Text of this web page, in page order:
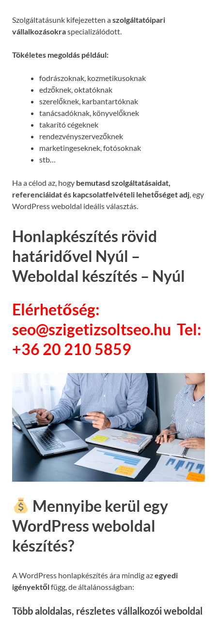
Szolgáltatásunk kifejezetten aszolgáltatóipari
vállalkozásokraspecializálódott.
Tökéletes megoldás például:
fodrászoknak, kozmetikusoknak
edzőknek, oktatóknak
szerelőknek, karbantartóknak
tanácsadóknak, könyvelőknek
takarító cégeknek
rendezvényszervezőknek
marketingeseknek, fotósoknak
stb…
Ha a célod az, hogy bemutasd szolgáltatásaidat,
referenciáidat és kapcsolatfelvételi lehetőséget adj , egy
WordPress weboldal ideális választás.
Honlapkészítés rövid
határidővel Nyúl –
Weboldal készítés – Nyúl
Elérhetőség:
seo@szigetizsoltseo.hu Tel:
+36 20 210 5859
Mennyibe kerül egy
WordPress weboldal
készítés?
A WordPress honlapkészítés ára mindig azegyedi
igényektőlfügg, de általánosságban:
Több aloldalas, részletes vállalkozói weboldal